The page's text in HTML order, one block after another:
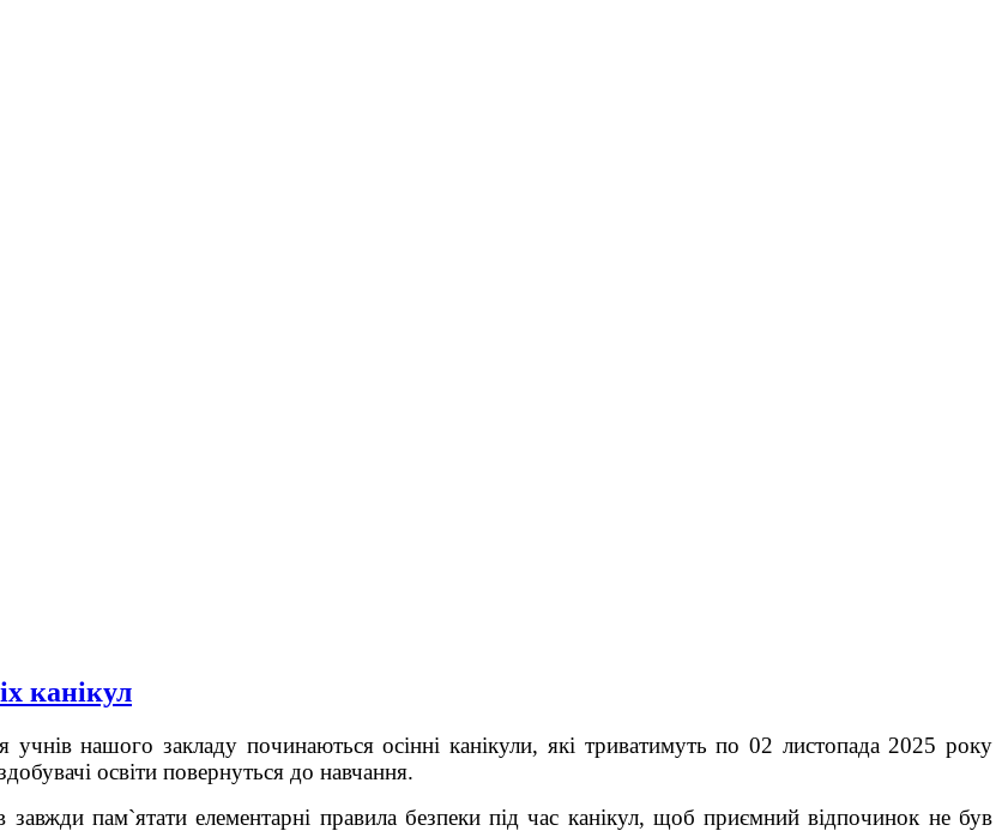
канікул
нашого закладу починаються осінні канікули, які триватимуть по 02 листопада 2025 року
освіти повернуться до навчання.
завжди пам`ятати елементарні правила безпеки під час канікул, щоб приємний відпочинок не був